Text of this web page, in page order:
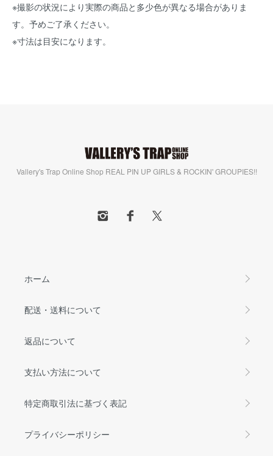
※撮影の状況により実際の商品と多少色が異なる場合がありま
す。予めご了承ください。
※寸法は目安になります。
Vallery's Trap Online Shop REAL PIN UP GIRLS & ROCKIN' GROUPIES!!
ホーム
配送・送料について
返品について
支払い方法について
特定商取引法に基づく表記
プライバシーポリシー